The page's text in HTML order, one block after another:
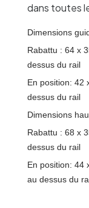
dans toutes
Dimensions
Rabattu : 64 x
dessus du rail
En position: 42
dessus du rail
Dimensions
Rabattu : 68 x
dessus du rail
En position: 44
au dessus du